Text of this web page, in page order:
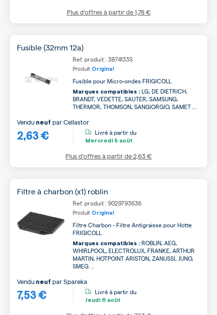
Plus d’offres à partir de1,78 €
Fusible (32mm 12a)
Ref. produit : 3B74133S
Produit Original
Fusible pour Micro-ondes FRIGICOLL
Marques compatibles : LG, DE DIETRICH,
BRANDT, VEDETTE, SAUTER, SAMSUNG,
THERMOR, THOMSON, SANGIORGIO, SAMET ...
2,63 €
Vendu neuf parCellastor
Livré à partir du
Mercredi 5 août
Plus d’offres à partir de2,63 €
Filtre à charbon (x1) roblin
Ref. produit : 9029793636
Produit Original
Filtre Charbon - Filtre Antigraisse pour Hotte
FRIGICOLL
Marques compatibles : ROBLIN, AEG,
WHIRLPOOL, ELECTROLUX, FRANKE, ARTHUR
MARTIN, HOTPOINT ARISTON, ZANUSSI, JUNO,
SMEG ...
7,53 €
Vendu neuf parSpareka
Livré à partir du
Jeudi 6 août